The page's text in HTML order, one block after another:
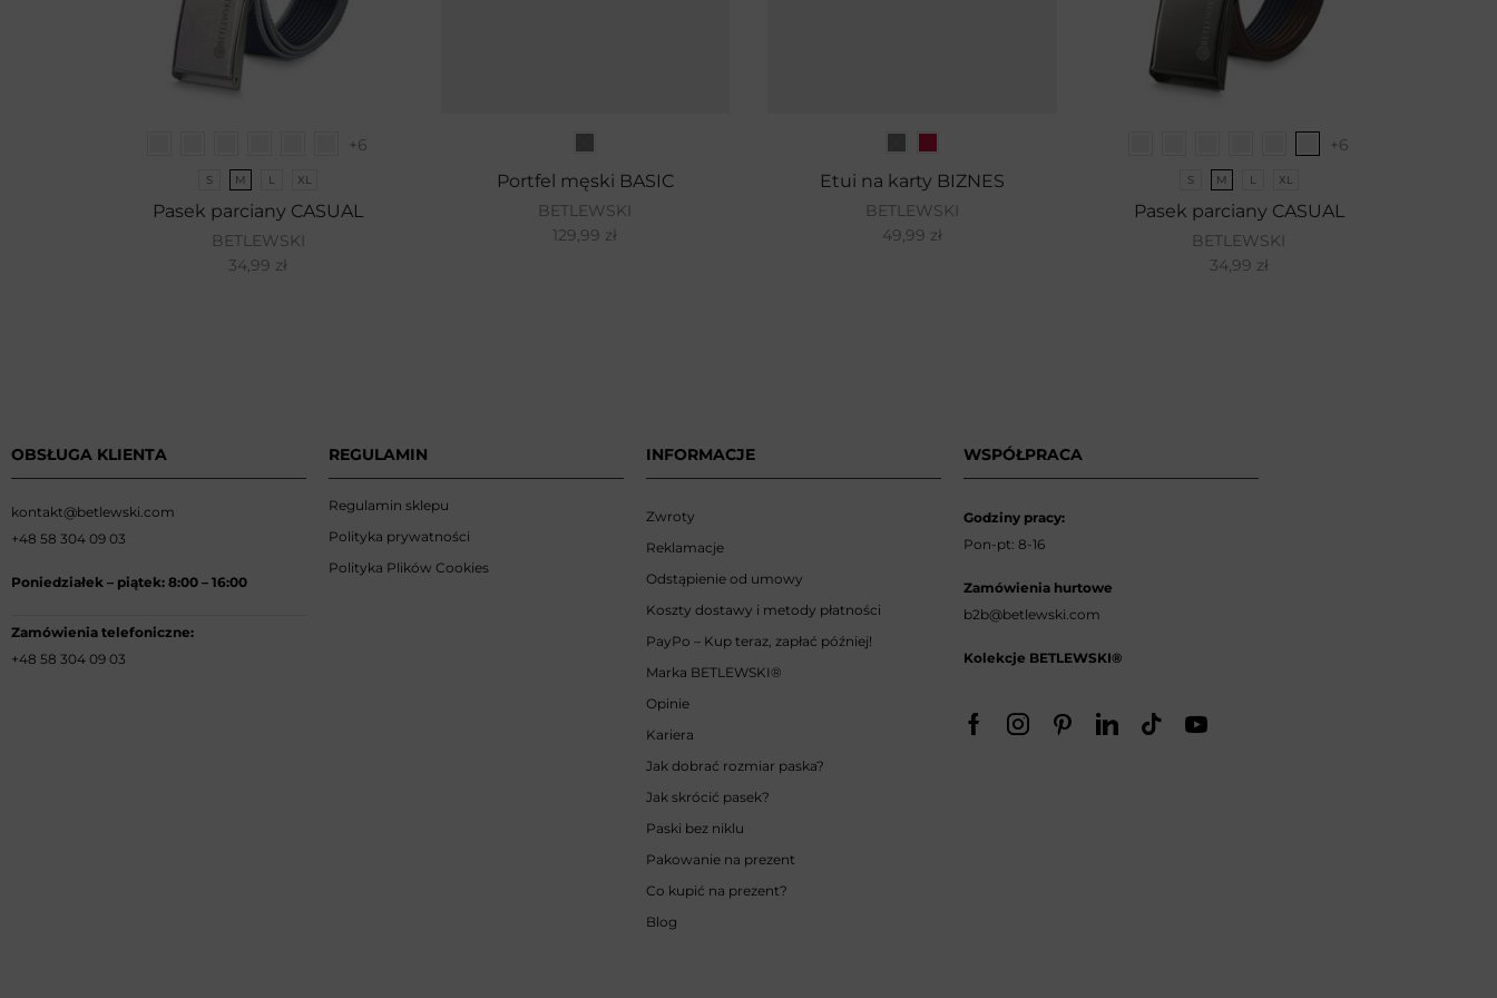
+6
S M L XL
Pasek parciany CASUAL
BETLEWSKI
34,99 zł
Portfel męski BASIC
BETLEWSKI
129,99 zł
Etui na karty BIZNES
BETLEWSKI
49,99 zł
+6
S M L XL
Pasek parciany CASUAL
BETLEWSKI
34,99 zł
OBSŁUGA KLIENTA
kontakt@betlewski.com
+48 58 304 09 03
Poniedziałek – piątek: 8:00 – 16:00
Zamówienia telefoniczne:
+48 58 304 09 03
REGULAMIN
Regulamin sklepu
Polityka prywatności
Polityka Plików Cookies
INFORMACJE
Zwroty
Reklamacje
Odstąpienie od umowy
Koszty dostawy i metody płatności
PayPo – Kup teraz, zapłać później!
Marka BETLEWSKI®
Opinie
Kariera
Jak dobrać rozmiar paska?
Jak skrócić pasek?
Paski bez niklu
Pakowanie na prezent
Co kupić na prezent?
Blog
WSPÓŁPRACA
Godziny pracy:
Pon-pt: 8-16
Zamówienia hurtowe
b2b@betlewski.com
Kolekcje BETLEWSKI®